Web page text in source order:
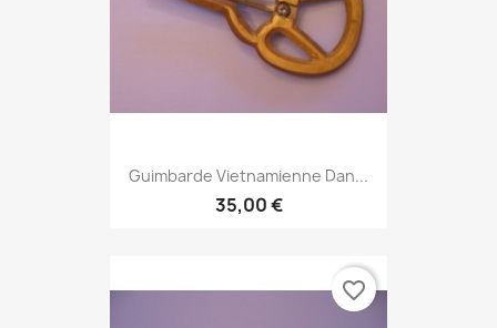
Guimbarde Vietnamienne Dan...
35,00 €
favorite_border